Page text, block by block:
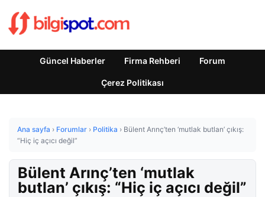
Güncel Haberler Firma Rehberi Forum
Çerez Politikası
Ana sayfa › Forumlar › Politika › Bülent Arınç’ten ‘mutlak butlan’ çıkış:
“Hiç iç açıcı değil”
Bülent Arınç’ten ‘mutlak
butlan’ çıkış: “Hiç iç açıcı değil”